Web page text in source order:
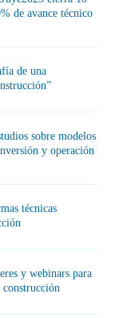
de avance técnico
de una
sobre modelos
y operación
técnicas
y webinars para